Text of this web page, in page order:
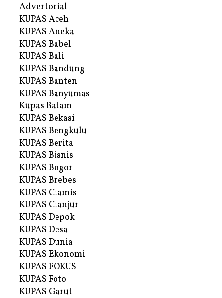
Advertorial
KUPAS Aceh
KUPAS Aneka
KUPAS Babel
KUPAS Bali
KUPAS Bandung
KUPAS Banten
KUPAS Banyumas
Kupas Batam
KUPAS Bekasi
KUPAS Bengkulu
KUPAS Berita
KUPAS Bisnis
KUPAS Bogor
KUPAS Brebes
KUPAS Ciamis
KUPAS Cianjur
KUPAS Depok
KUPAS Desa
KUPAS Dunia
KUPAS Ekonomi
KUPAS FOKUS
KUPAS Foto
KUPAS Garut